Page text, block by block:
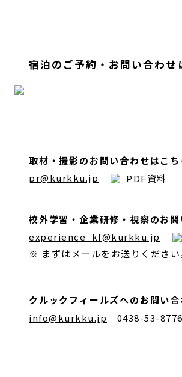
宿泊のご予約・お問い合わせ
取材・撮影のお問い合わせはこち
pr@kurkku.jp
PDF資料
校外学習・企業研修・視察のお
experience_kf@kurkku.jp
※ まずはメールをお送りください
クルックフィールズへのお問い
info@kurkku.jp
0438-53-8776